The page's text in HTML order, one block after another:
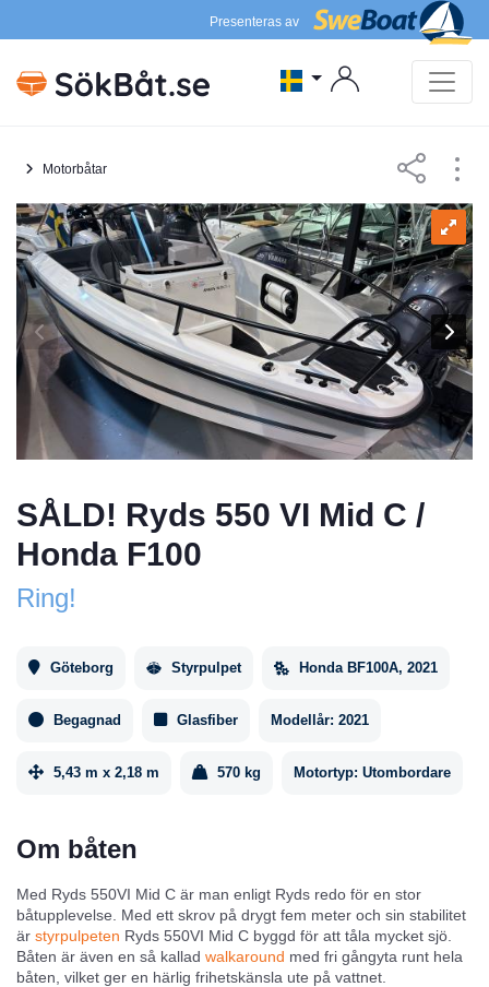
Presenteras av
Motorbåtar
SÅLD! Ryds 550 VI Mid C /
Honda F100
Ring!
Göteborg Styrpulpet Honda BF100A, 2021
Begagnad Glasfiber Modellår: 2021
5,43 m x 2,18 m 570 kg Motortyp: Utombordare
Om båten
Med Ryds 550VI Mid C är man enligt Ryds redo för en stor
båtupplevelse. Med ett skrov på drygt fem meter och sin stabilitet
är styrpulpeten Ryds 550VI Mid C byggd för att tåla mycket sjö.
Båten är även en så kallad walkaround med fri gångyta runt hela
båten, vilket ger en härlig frihetskänsla ute på vattnet.